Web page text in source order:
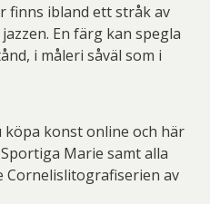
finns ibland ett stråk av
En färg kan spegla
i måleri såväl som i
köpa konst online och här
Marie samt alla
Cornelislitografiserien av